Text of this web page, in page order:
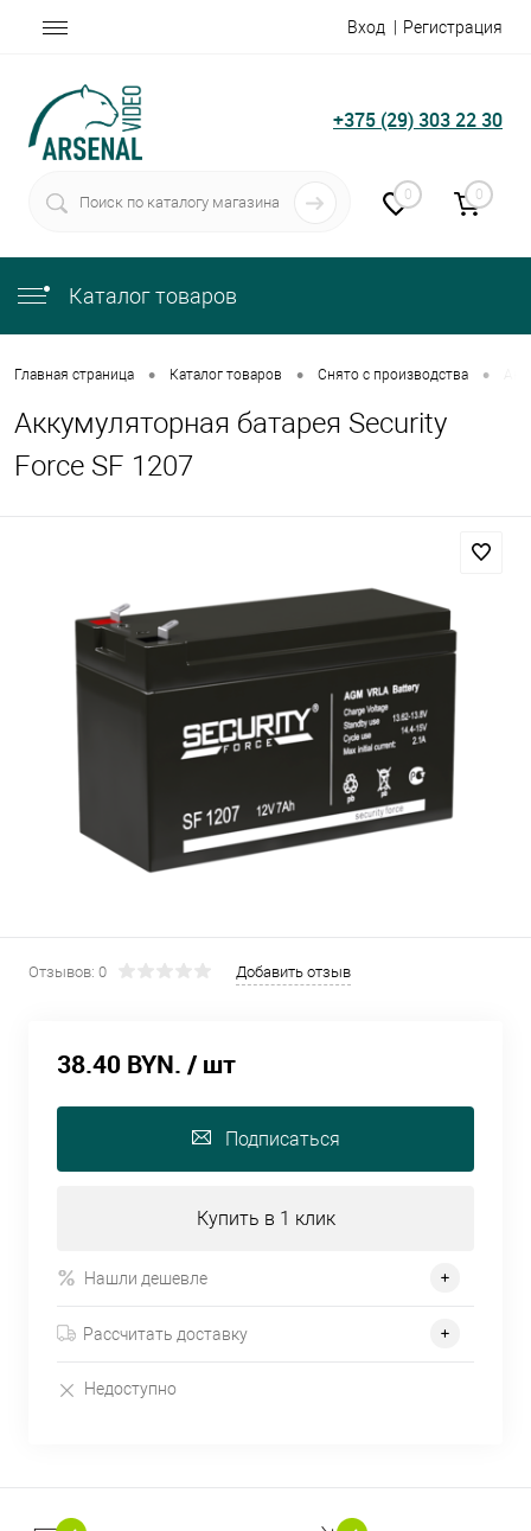
Вход Регистрация
+375 (29) 303 22 30
0 0
Каталог товаров
Главная страница • Каталог товаров • Снято с производства •
Аккумуляторная батарея Security
Force SF 1207
Отзывов: 0 Добавить отзыв
38.40 BYN. / шт
Подписаться
Купить в 1 клик
Нашли дешевле
Рассчитать доставку
Недоступно